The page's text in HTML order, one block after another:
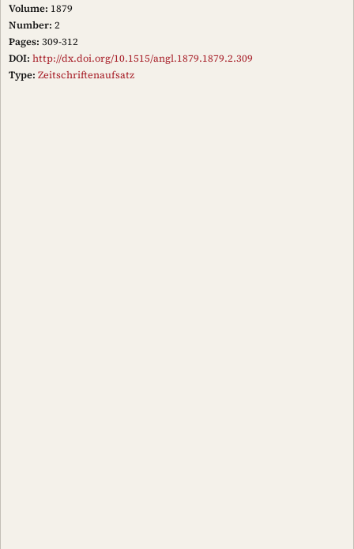
Volume: 1879
Number: 2
Pages: 309-312
DOI: http://dx.doi.org/10.1515/angl.1879.1879.2.309
Type: Zeitschriftenaufsatz